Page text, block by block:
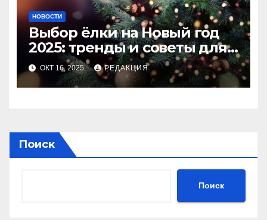
НОВОСТИ
Выбор ёлки на Новый год
2025: тренды и советы для
идеального праздника
ОКТ 16, 2025 РЕДАКЦИЯ
Поиск
Поиск